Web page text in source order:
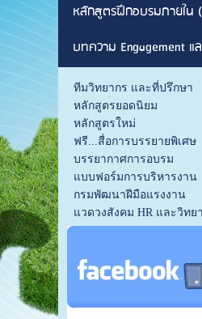
หลักสูตรฝึกอบรมภายใน
บทความ Engagement แ
ทีมวิทยากร และที่ปรึกษา
หลักสูตรยอดนิยม
หลักสูตรใหม่
ฟรี...สื่อการบรรยายพิเศษ
บรรยากาศการอบรม
แบบฟอร์มการบริหารงาน
กรมพัฒนาฝีมือแรงงาน
แวดวงสังคม HR และวิทย